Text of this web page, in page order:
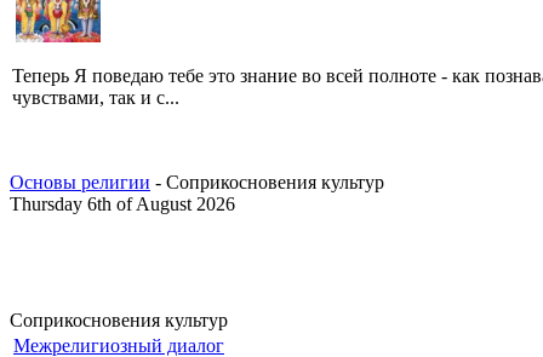
Теперь Я поведаю тебе это знание во всей полноте - как
чувствами, так и с...
Основы религии - Соприкосновения культур
Thursday 6th of August 2026
Соприкосновения культур
Межрелигиозный диалог